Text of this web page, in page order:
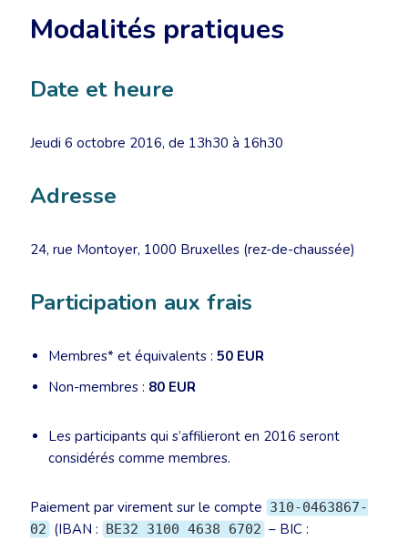
Modalités pratiques
Date et heure
Jeudi 6 octobre 2016, de 13h30 à 16h30
Adresse
24, rue Montoyer, 1000 Bruxelles (rez-de-chaussée)
Participation aux frais
Membres* et équivalents : 50 EUR
Non-membres : 80 EUR
Les participants qui s’affilieront en 2016 seront
considérés comme membres.
Paiement par virement sur le compte 310-0463867-
02 (IBAN : BE32 3100 4638 6702 – BIC :